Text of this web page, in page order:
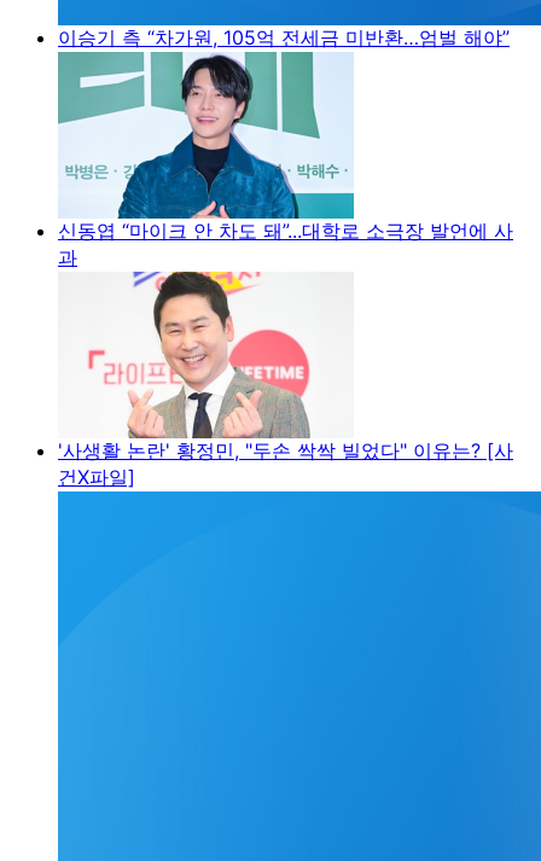
이승기 측 “차가원, 105억 전세금 미반환…엄벌 해야”
신동엽 “마이크 안 차도 돼”...대학로 소극장 발언에 사
과
'사생활 논란' 황정민, "두손 싹싹 빌었다" 이유는? [사
건X파일]